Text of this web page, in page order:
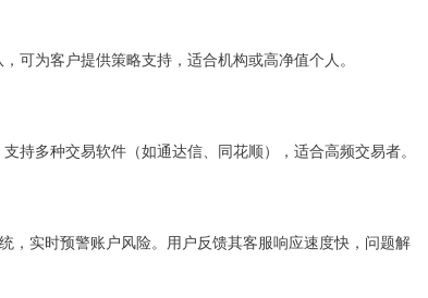
可为客户提供策略支持，适合机构或高净值个人。
持多种交易软件（如通达信、同花顺），适合高频交易者。
，实时预警账户风险。用户反馈其客服响应速度快，问题解